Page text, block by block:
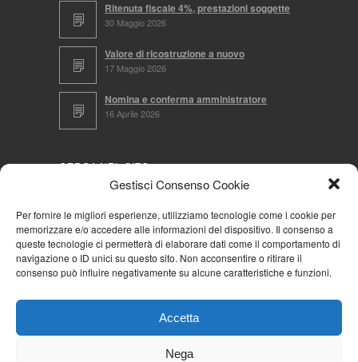
Gestisci Consenso Cookie
Per fornire le migliori esperienze, utilizziamo tecnologie come i cookie per
memorizzare e/o accedere alle informazioni del dispositivo. Il consenso a
queste tecnologie ci permetterà di elaborare dati come il comportamento di
navigazione o ID unici su questo sito. Non acconsentire o ritirare il
consenso può influire negativamente su alcune caratteristiche e funzioni.
Accetta
Nega
Ritenuta fiscale 4%, prestazioni soggette
30 Maggio 2026
Valore di ricostruzione a nuovo
17 Maggio 2026
Nomina e conferma amministratore
16 Aprile 2026
CERCA NEL SITO
NAVIGA PER
Mappa completa
Cookie Policy (UE)